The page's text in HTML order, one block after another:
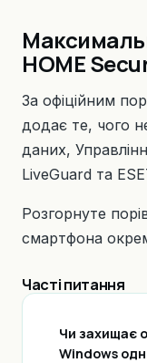
HOME
За офіційним
додає те, чого
даних,
LiveGuard та
Розгорнуте
смартфона
Часті питання
Чи захищає
Windows